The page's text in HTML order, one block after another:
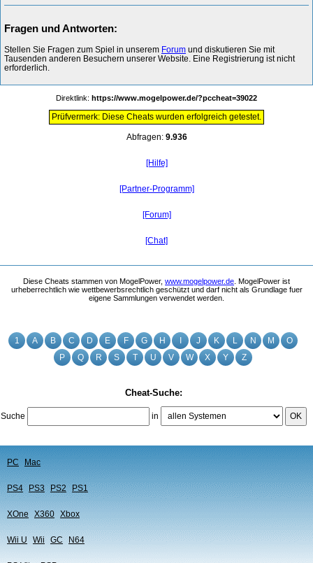
1 A B C D E F G H J K L N M
O
P
Q R S T U V W X Y Z
Cheat-Suche:
Suche in OK
PC Mac
PS4 PS3 PS2 PS1
XOne X360 Xbox
Wii U Wii GC N64
Fragen und Antworten:
Stellen Sie Fragen zum Spiel in unserem Forum und diskutieren Sie mit
Tausenden anderen Besuchern unserer Website. Eine Registrierung ist nicht
erforderlich.
Direktlink: https://www.mogelpower.de/?pccheat=39022
Prüfvermerk: Diese Cheats wurden erfolgreich getestet.
Abfragen: 9.936
[Hilfe]
[Partner-Programm]
[Forum]
[Chat]
Diese Cheats stammen von MogelPower, www.mogelpower.de. MogelPower ist
urheberrechtlich wie wettbewerbsrechtlich geschützt und darf nicht als Grundlage fuer
eigene Sammlungen verwendet werden.